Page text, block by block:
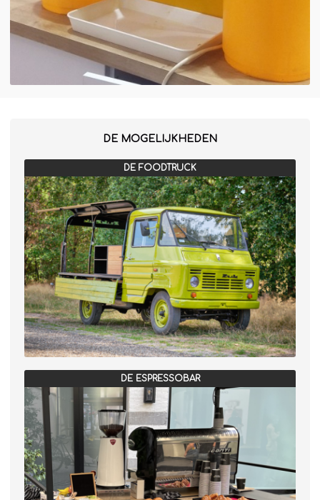
DE MOGELIJKHEDEN
DE FOODTRUCK
DE ESPRESSOBAR